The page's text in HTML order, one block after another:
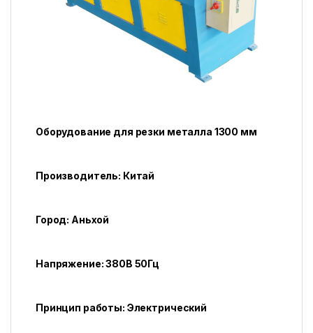
Оборудование для резки металла 1300 мм
Производитель: Китай
Город: Аньхой
Напряжение: 380В 50Гц
Принцип работы: Электрический